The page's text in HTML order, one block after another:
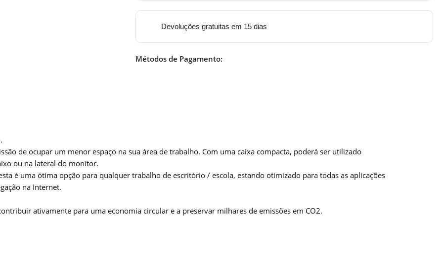
Devoluções gratuitas em 15 dias
Métodos de Pagamento:
de ocupar um menor espaço na sua área de trabalho. Com uma caixa compacta, poderá ser utilizado
ou na lateral do monitor.
é uma ótima opção para qualquer trabalho de escritório / escola, estando otimizado para todas as aplicações
na Internet.
ativamente para uma economia circular e a preservar milhares de emissões em CO2.